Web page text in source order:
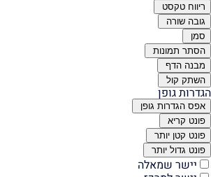
ריווח טקסט
גובה שורה
סמן
הסתר תמונות
מבנה הדף
השתק קול
הגדרות גופן
אפס הגדרות גופן
פונט קריא
פונט קטן יותר
פונט גדול יותר
יישר שמאלה